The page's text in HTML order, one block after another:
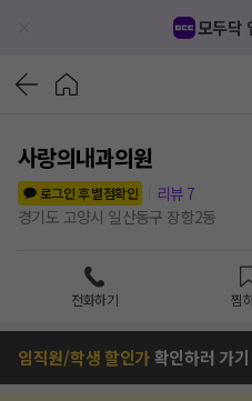
모두닥
사랑의내과의원
로그인 후 별점확인
리뷰 7
경기도 고양시 일산동구 장항2동
전화하기 찜
임직원/학생 할인가확인하러 가